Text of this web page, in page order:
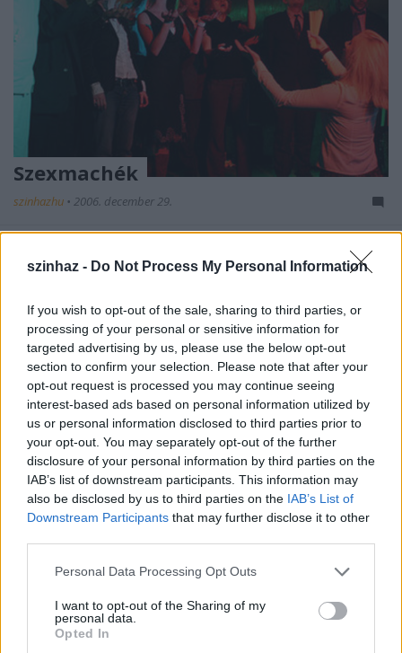
szinhaz - Do Not Process My Personal Information
If you wish to opt-out of the sale, sharing to third parties, or
processing of your personal or sensitive information for
targeted advertising by us, please use the below opt-out
section to confirm your selection. Please note that after your
opt-out request is processed you may continue seeing
interest-based ads based on personal information utilized by
us or personal information disclosed to third parties prior to
your opt-out. You may separately opt-out of the further
disclosure of your personal information by third parties on the
IAB’s list of downstream participants. This information may
also be disclosed by us to third parties on the IAB’s List of
Downstream Participants that may further disclose it to other
Please note that this website/app uses one or more Google
not limited to your visit or usage behaviour. You may click to
grant or deny consent to Google and its third-party tags to
use your data for below specified purposes in below Google
Personal Data Processing Opt Outs
I want to opt-out of the Sharing of my
personal data.
Opted In
Szexmachék
szinhazhu • 2006. december 29.
A TÁP Varieté és Performance Színház 2007. jan. 8-
án - a megszokott hétfõi idõpontban - bemutatja:
22:30 -tól.
Maguk kérték
szinhazhu•2006. december 29.
A szokásos hétfõ helyett kivételesen kedd este azaz
2007. január 2-án látható a TÁP Varieté és
Performance Színház hagyományos éveleji
kívánságmûsora a MAGUK KÉRTÉK. A helyszín és a
kezdési idõpont változatlan: Süss Fel Nap, 22:30.
Maguk kérték a TÁP-tól ma estére
A szokásos hétfõ helyett kivételesen kedd este azaz